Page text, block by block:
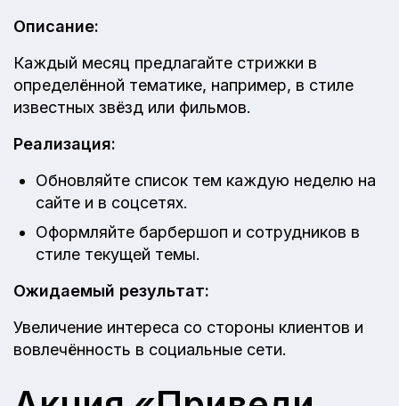
Описание:
Каждый месяц предлагайте стрижки в
определённой тематике, например, в стиле
известных звёзд или фильмов.
Реализация:
Обновляйте список тем каждую неделю на
сайте и в соцсетях.
Оформляйте барбершоп и сотрудников в
стиле текущей темы.
Ожидаемый результат:
Увеличение интереса со стороны клиентов и
вовлечённость в социальные сети.